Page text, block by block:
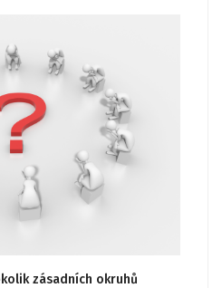
zásadních okruhů